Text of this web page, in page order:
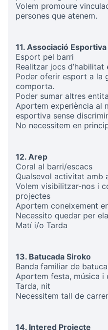
Volem promoure
persones que atenem.
11. Associació Esportiva
Esport pel barri
Realitzar jocs d’habilitat
Poder oferir esport a la
comporta.
Poder sumar altres
Aportem experiència al
esportiva sense
No necessitem en
12. Arep
Coral al barri/escacs
Qualsevol activitat amb
Volem visibilitzar-nos i
projectes
Aportem coneixement
Necessito quedar per
Matí i/o Tarda
13. Batucada Siroko
Banda familiar de
Aportem festa, música i
Tarda, nit
Necessitem tall de carrer
14. Intered Projecte